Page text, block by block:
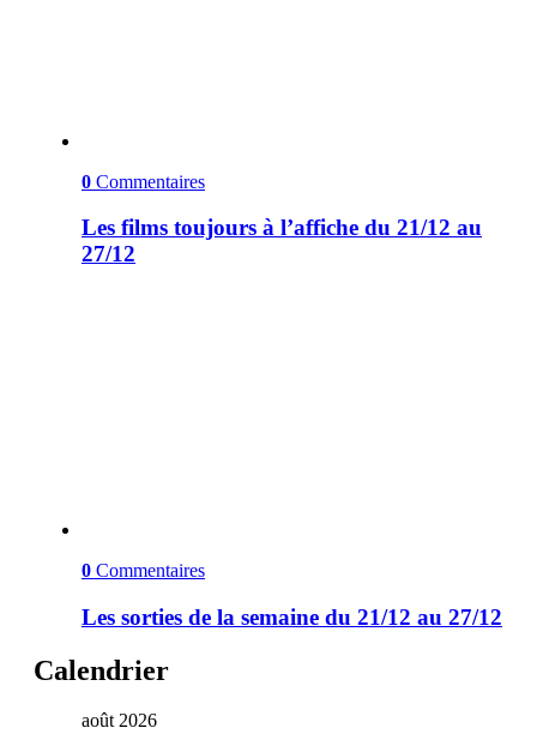
0 Commentaires
Les films toujours à l’affiche du 21/12 au
27/12
0 Commentaires
Les sorties de la semaine du 21/12 au 27/12
Calendrier
août 2026